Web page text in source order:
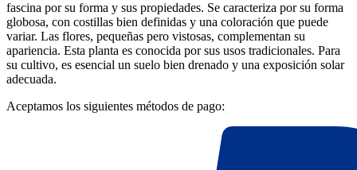
fascina por su forma y sus propiedades. Se caracteriza por su forma
globosa, con costillas bien definidas y una coloración que puede
variar. Las flores, pequeñas pero vistosas, complementan su
apariencia. Esta planta es conocida por sus usos tradicionales. Para
su cultivo, es esencial un suelo bien drenado y una exposición solar
adecuada.
Aceptamos los siguientes métodos de pago: